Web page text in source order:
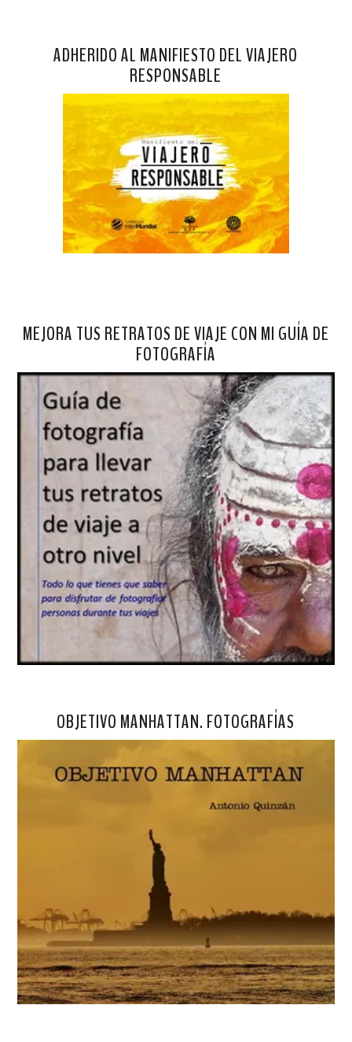
ADHERIDO AL MANIFIESTO DEL VIAJERO
RESPONSABLE
MEJORA TUS RETRATOS DE VIAJE CON MI GUÍA DE
FOTOGRAFÍA
OBJETIVO MANHATTAN. FOTOGRAFÍAS